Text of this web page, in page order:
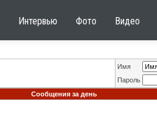
Интервью Фото Видео
Имя
Пароль
Сообщения за день